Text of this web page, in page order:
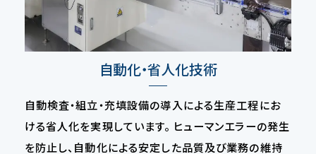
自動化・省人化技術
自動検査・組立・充填設備の導入による生産工程にお
ける省人化を実現しています。 ヒューマンエラーの発生
を防止し、自動化による安定した品質及び業務の維持